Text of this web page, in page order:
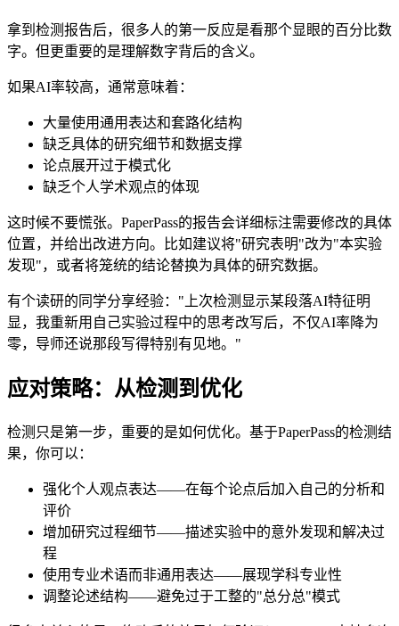
拿到检测报告后，很多人的第一反应是看那个显眼的百分比数
字。但更重要的是理解数字背后的含义。
如果AI率较高，通常意味着：
大量使用通用表达和套路化结构
缺乏具体的研究细节和数据支撑
论点展开过于模式化
缺乏个人学术观点的体现
这时候不要慌张。PaperPass的报告会详细标注需要修改的具体
位置，并给出改进方向。比如建议将"研究表明"改为"本实验
发现"，或者将笼统的结论替换为具体的研究数据。
有个读研的同学分享经验："上次检测显示某段落AI特征明
显，我重新用自己实验过程中的思考改写后，不仅AI率降为
零，导师还说那段写得特别有见地。"
应对策略：从检测到优化
检测只是第一步，重要的是如何优化。基于PaperPass的检测结
果，你可以：
强化个人观点表达——在每个论点后加入自己的分析和
评价
增加研究过程细节——描述实验中的意外发现和解决过
程
使用专业术语而非通用表达——展现学科专业性
调整论述结构——避免过于工整的"总分总"模式